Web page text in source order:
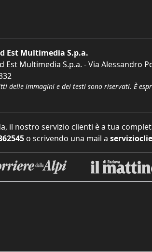
Est Multimedia S.p.a.
Est Multimedia S.p.a. - Via Alessandro
delle immagini e dei testi sono riservati. È
il nostro servizio clienti è a tua
o scrivendo una mail a